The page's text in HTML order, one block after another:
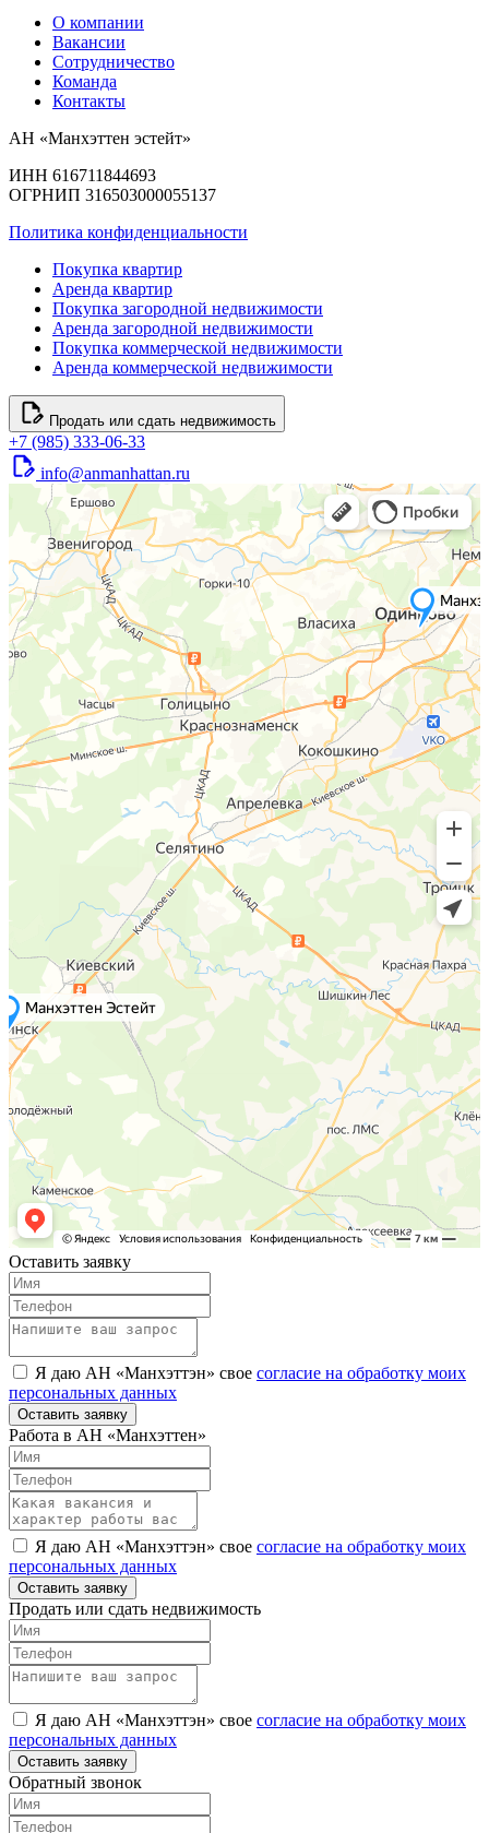
О компании
Вакансии
Сотрудничество
Команда
Контакты
АН «Манхэттен эстейт»
ИНН 616711844693
ОГРНИП 316503000055137
Политика конфиденциальности
Покупка квартир
Аренда квартир
Покупка загородной недвижимости
Аренда загородной недвижимости
Покупка коммерческой недвижимости
Аренда коммерческой недвижимости
Продать или сдать недвижимость
+7 (985) 333-06-33
info@anmanhattan.ru
Оставить заявку
Я даю АН «Манхэттэн» свое согласие на обработку моих
персональных данных
Оставить заявку
Работа в АН «Манхэттен»
Я даю АН «Манхэттэн» свое согласие на обработку моих
персональных данных
Оставить заявку
Продать или сдать недвижимость
Я даю АН «Манхэттэн» свое согласие на обработку моих
персональных данных
Оставить заявку
Обратный звонок